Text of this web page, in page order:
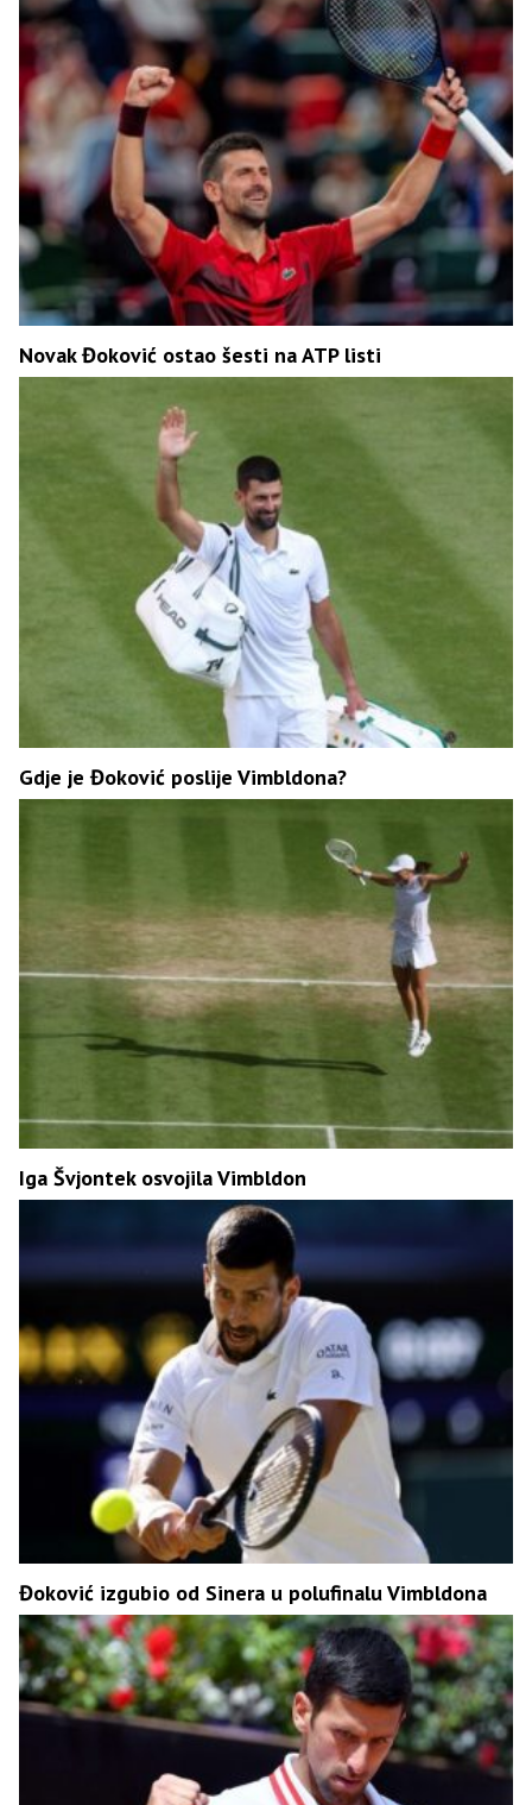
Novak Đoković ostao šesti na ATP listi
Gdje je Đoković poslije Vimbldona?
Iga Švjontek osvojila Vimbldon
Đoković izgubio od Sinera u polufinalu Vimbldona